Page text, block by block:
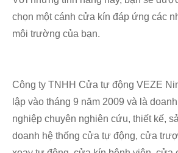
chọn một cánh cửa kín đáp ứng các
môi trường của bạn.
Công ty TNHH Cửa tự động VEZE
lập vào tháng 9 năm 2009 và là
nghiệp chuyên nghiên cứu, thiết kế,
doanh hệ thống cửa tự động, cửa